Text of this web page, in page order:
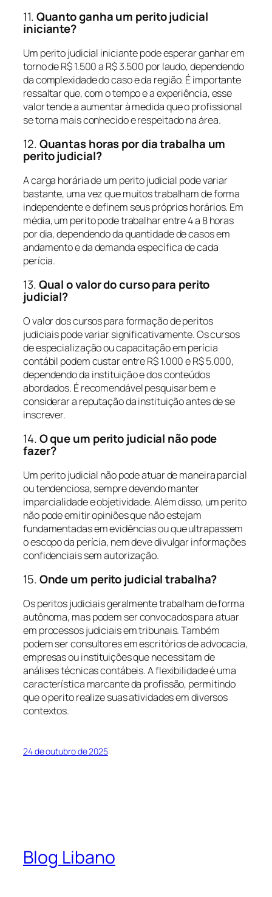
11.Quanto ganha um perito judicial
iniciante?
Um perito judicial iniciante pode esperar ganhar em
torno de R$ 1.500 a R$ 3.500 por laudo, dependendo
da complexidade do caso e da região. É importante
ressaltar que, com o tempo e a experiência, esse
valor tende a aumentar à medida que o profissional
se torna mais conhecido e respeitado na área.
12.Quantas horas por dia trabalha um
perito judicial?
A carga horária de um perito judicial pode variar
bastante, uma vez que muitos trabalham de forma
independente e definem seus próprios horários. Em
média, um perito pode trabalhar entre 4 a 8 horas
por dia, dependendo da quantidade de casos em
andamento e da demanda específica de cada
perícia.
13.Qual o valor do curso para perito
judicial?
O valor dos cursos para formação de peritos
judiciais pode variar significativamente. Os cursos
de especialização ou capacitação em perícia
contábil podem custar entre R$ 1.000 e R$ 5.000,
dependendo da instituição e dos conteúdos
abordados. É recomendável pesquisar bem e
considerar a reputação da instituição antes de se
inscrever.
14.O que um perito judicial não pode
fazer?
Um perito judicial não pode atuar de maneira parcial
ou tendenciosa, sempre devendo manter
imparcialidade e objetividade. Além disso, um perito
não pode emitir opiniões que não estejam
fundamentadas em evidências ou que ultrapassem
o escopo da perícia, nem deve divulgar informações
confidenciais sem autorização.
15.Onde um perito judicial trabalha?
Os peritos judiciais geralmente trabalham de forma
autônoma, mas podem ser convocados para atuar
em processos judiciais em tribunais. Também
podem ser consultores em escritórios de advocacia,
empresas ou instituições que necessitam de
análises técnicas contábeis. A flexibilidade é uma
característica marcante da profissão, permitindo
que o perito realize suas atividades em diversos
contextos.
24 de outubro de 2025
Blog Libano